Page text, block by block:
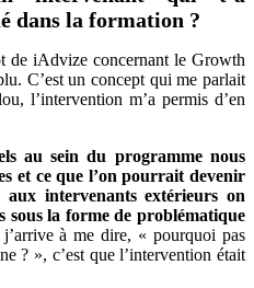
dans la formation ?
de iAdvize concernant le Growth
C’est un concept qui me parlait
l’intervention m’a permis d’en
au sein du programme nous
et ce que l’on pourrait devenir
aux intervenants extérieurs on
sous la forme de problématique
à me dire, « pourquoi pas
? », c’est que l’intervention était